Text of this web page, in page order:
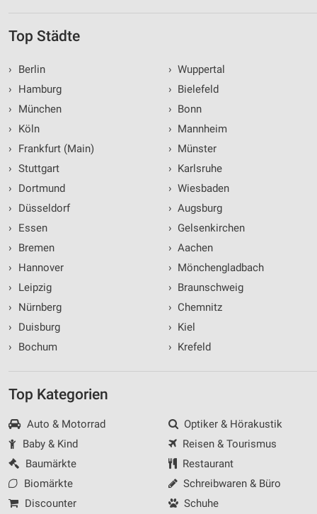
Top Städte
›
Berlin
›
Hamburg
›
München
›
Köln
›
Frankfurt (Main)
› Stuttgart
›
Dortmund
›
Düsseldorf
›
Essen
›
Bremen
›
Hannover
›
Leipzig
›
Nürnberg
›
Duisburg
›
Bochum
› Wuppertal
› Bielefeld
› Bonn
› Mannheim
› Münster
› Karlsruhe
› Wiesbaden
› Augsburg
› Gelsenkirchen
› Aachen
› Mönchengladbach
› Braunschweig
› Chemnitz
› Kiel
› Krefeld
Top Kategorien
Auto & Motorrad
Baby & Kind
Baumärkte
Biomärkte
Discounter
Optiker & Hörakustik
Reisen & Tourismus
Restaurant
Schreibwaren & Büro
Schuhe